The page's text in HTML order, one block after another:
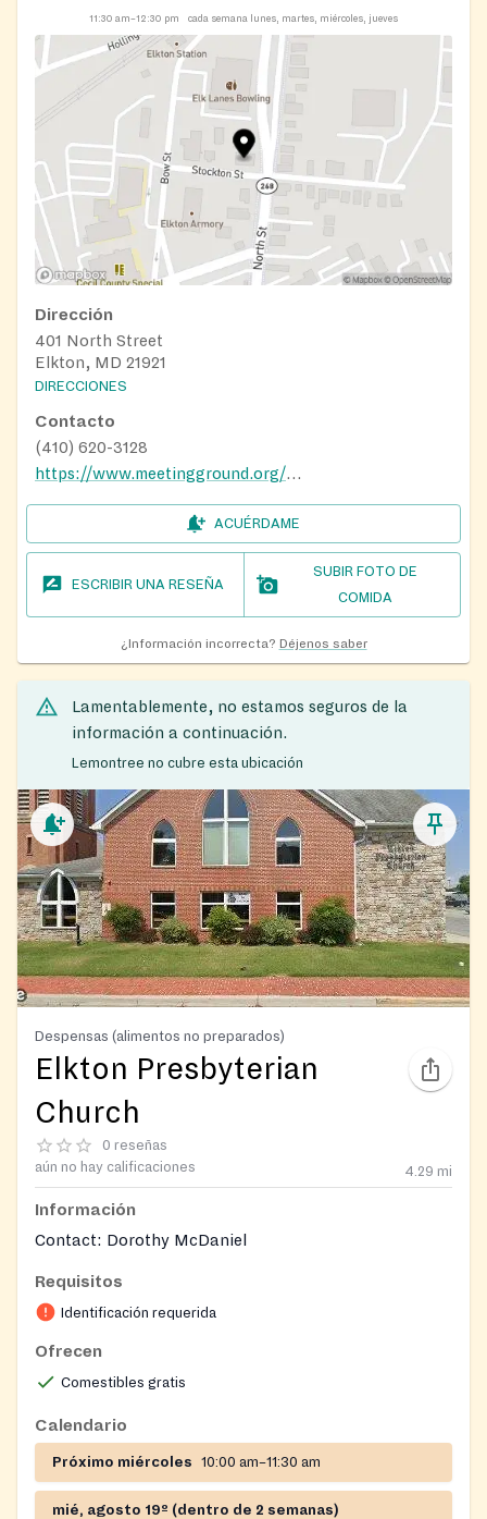
11:30 am–12:30 pm cada semana lunes, martes, miércoles, jueves
Dirección
401 North Street
Elkton, MD 21921
DIRECCIONES
Contacto
(410) 620-3128
https://www.meetingground.org/services
ACUÉRDAME
ESCRIBIR UNA RESEÑA
SUBIR FOTO DE
COMIDA
¿Información incorrecta? Déjenos saber
Lamentablemente, no estamos seguros de la
información a continuación.
Lemontree no cubre esta ubicación
Despensas (alimentos no preparados)
Elkton Presbyterian
Church
0 reseñas
aún no hay calificaciones
4.29 mi
Información
Contact: Dorothy McDaniel
Requisitos
Identificación requerida
Ofrecen
Comestibles gratis
Calendario
Próximo miércoles 10:00 am–11:30 am
mié, agosto 19º (dentro de 2 semanas)